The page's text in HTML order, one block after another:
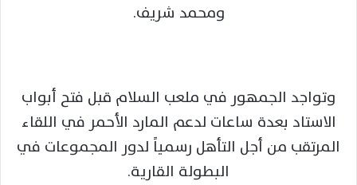
ومحمد شريف.
وتواجد الجمهور في ملعب السلام قبل فتح أبواب
الاستاد بعدة ساعات لدعم المارد الأحمر في اللقاء
المرتقب من أجل التأهل رسمياً لدور المجموعات في
البطولة القارية.